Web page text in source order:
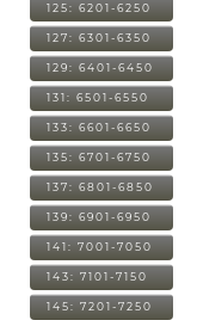
125: 6201-6250
127: 6301-6350
129: 6401-6450
131: 6501-6550
133: 6601-6650
135: 6701-6750
137: 6801-6850
139: 6901-6950
141: 7001-7050
143: 7101-7150
145: 7201-7250